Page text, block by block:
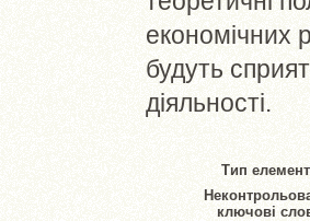
економічних
будуть
діяльності.
Тип
ключові